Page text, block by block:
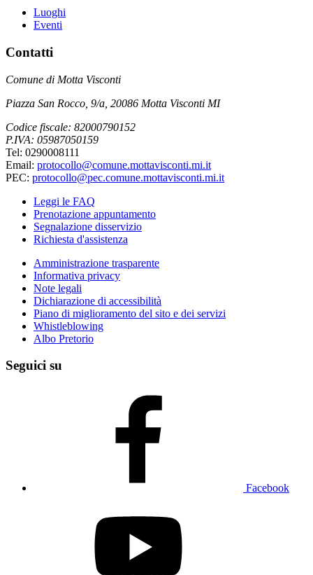
Luoghi
Eventi
Contatti
Comune di Motta Visconti
Piazza San Rocco, 9/a, 20086 Motta Visconti MI
Codice fiscale: 82000790152
P.IVA: 05987050159
Tel: 0290008111
Email: protocollo@comune.mottavisconti.mi.it
PEC: protocollo@pec.comune.mottavisconti.mi.it
Leggi le FAQ
Prenotazione appuntamento
Segnalazione disservizio
Richiesta d'assistenza
Amministrazione trasparente
Informativa privacy
Note legali
Dichiarazione di accessibilità
Piano di miglioramento del sito e dei servizi
Whistleblowing
Albo Pretorio
Seguici su
Facebook